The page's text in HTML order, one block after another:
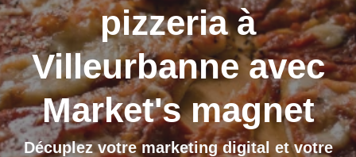
pizzeria à
Villeurbanneavec
Market's magnet
Décuplez votre marketing digital et votre